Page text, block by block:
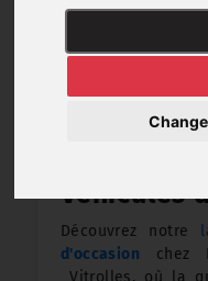
Véhicules
Découvrez notre
d'occasion chez
Vitrolles, où la